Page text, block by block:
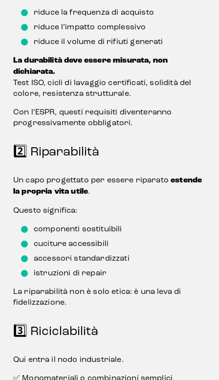
riduce la frequenza di acquisto
riduce l’impatto complessivo
riduce il volume di rifiuti generati
La durabilità deve essere misurata, non
dichiarata.
Test ISO, cicli di lavaggio certificati, solidità del
colore, resistenza strutturale.
Con l’ESPR, questi requisiti diventeranno
progressivamente obbligatori.
2️⃣ Riparabilità
Un capo progettato per essere riparato estende
la propria vita utile.
Questo significa:
componenti sostituibili
cuciture accessibili
accessori standardizzati
istruzioni di repair
La riparabilità non è solo etica: è una leva di
fidelizzazione.
3️⃣ Riciclabilità
Qui entra il nodo industriale.
✅ Monomateriali o combinazioni semplici